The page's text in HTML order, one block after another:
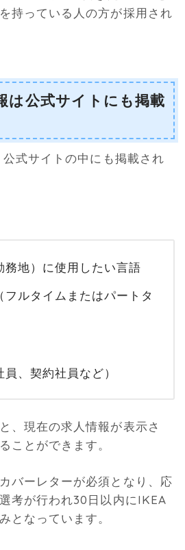
持っている人の方が採用され
は公式サイトにも掲載
式サイトの中にも掲載され
務地）に使用したい言語
フルタイムまたはパートタ
、契約社員など）
、現在の求人情報が表示さ
ことができます。
バーレターが必須となり、応
考が行われ30日以内にIKEA
となっています。